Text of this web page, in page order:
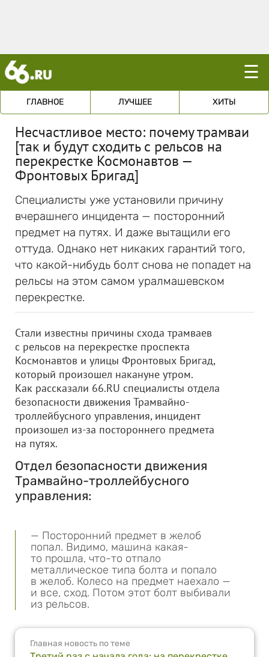
☰
ГЛАВНОЕ ЛУЧШЕЕ ХИТЫ
Несчастливое место: почему трамваи
[так и будут сходить с рельсов на
перекрестке Космонавтов —
Фронтовых Бригад]
Специалисты уже установили причину
вчерашнего инцидента — посторонний
предмет на путях. И даже вытащили его
оттуда. Однако нет никаких гарантий того,
что какой-нибудь болт снова не попадет на
рельсы на этом самом уралмашевском
перекрестке.
Стали известны причины схода трамваев
с рельсов на перекрестке проспекта
Космонавтов и улицы Фронтовых Бригад,
который произошел накануне утром.
Как рассказали 66.RU специалисты отдела
безопасности движения Трамвайно-
троллейбусного управления, инцидент
произошел из-за постороннего предмета
на путях.
Отдел безопасности движения
Трамвайно-троллейбусного
управления:
— Посторонний предмет в желоб
попал. Видимо, машина какая-
то прошла, что-то отпало
металлическое типа болта и попало
в желоб. Колесо на предмет наехало —
и все, сход. Потом этот болт выбивали
из рельсов.
Главная новость по теме